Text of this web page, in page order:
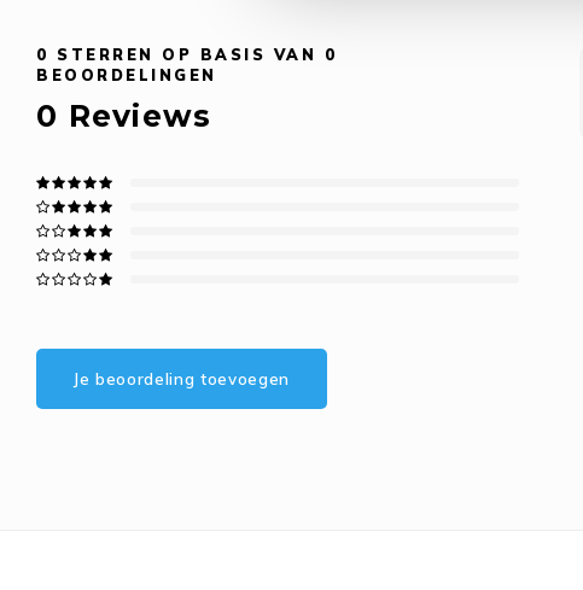
0 STERREN OP BASIS VAN 0
BEOORDELINGEN
0 Reviews
Je beoordeling toevoegen